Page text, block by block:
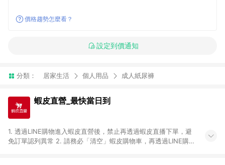
價格趨勢怎麼看？
設定到價通知
分類： 居家生活 個人用品 成人紙尿褲
蝦皮直營_最快當日到
1. 透過LINE購物進入蝦皮直營後，禁止再透過蝦皮直播下單，避
免訂單認列異常 2. 請務必「清空」蝦皮購物車，再透過LINE購物